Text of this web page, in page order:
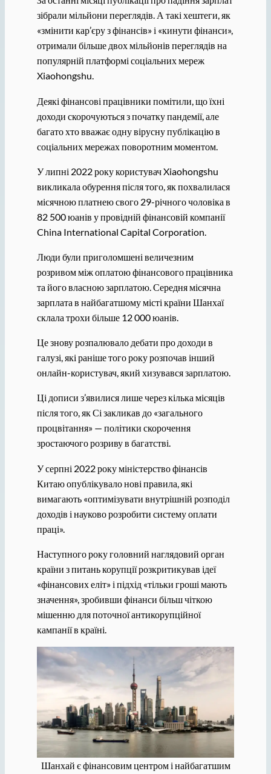
зібрали мільйони переглядів. А такі хештеги, як
«змінити кар’єру з фінансів» і «кинути фінанси»,
отримали більше двох мільйонів переглядів на
популярній платформі соціальних мереж
Xiaohongshu.
Деякі фінансові працівники помітили, що їхні
доходи скорочуються з початку пандемії, але
багато хто вважає одну вірусну публікацію в
соціальних мережах поворотним моментом.
У липні 2022 року користувач Xiaohongshu
викликала обурення після того, як похвалилася
місячною платнею свого 29-річного чоловіка в
82 500 юанів у провідній фінансовій компанії
China International Capital Corporation.
Люди були приголомшені величезним
розривом між оплатою фінансового працівника
та його власною зарплатою. Середня місячна
зарплата в найбагатшому місті країни Шанхаї
склала трохи більше 12 000 юанів.
Це знову розпалювало дебати про доходи в
галузі, які раніше того року розпочав інший
онлайн-користувач, який хизувався зарплатою.
Ці дописи з’явилися лише через кілька місяців
після того, як Сі закликав до «загального
процвітання» — політики скорочення
зростаючого розриву в багатстві.
У серпні 2022 року міністерство фінансів
Китаю опублікувало нові правила, які
вимагають «оптимізувати внутрішній розподіл
доходів і науково розробити систему оплати
праці».
Наступного року головний наглядовий орган
країни з питань корупції розкритикував ідеї
«фінансових еліт» і підхід «тільки гроші мають
значення», зробивши фінанси більш чіткою
мішенню для поточної антикорупційної
кампанії в країні.
Шанхай є фінансовим центром і найбагатшим